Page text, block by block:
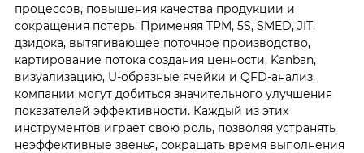
процессов, повышения качества продукции и
сокращения потерь. Применяя TPM, 5S, SMED, JIT,
дзидока, вытягивающее поточное производство,
картирование потока создания ценности, Kanban,
визуализацию, U-образные ячейки и QFD-анализ,
компании могут добиться значительного улучшения
показателей эффективности. Каждый из этих
инструментов играет свою роль, позволяя устранять
неэффективные звенья, сокращать время выполнения